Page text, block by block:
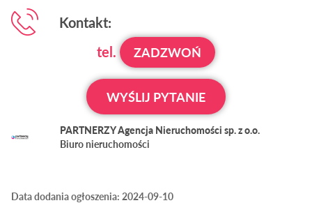
Kontakt:
tel.
ZADZWOŃ
WYŚLIJ PYTANIE
PARTNERZY Agencja Nieruchomości sp. z o.o.
Biuro nieruchomości
Data dodania ogłoszenia: 2024-09-10